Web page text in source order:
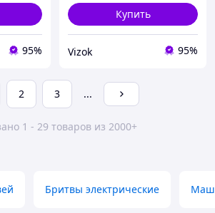
95%
Купить
Vizok 95%
2 3 ...
1 - 29 товаров из 2000+
Бритвы электрические